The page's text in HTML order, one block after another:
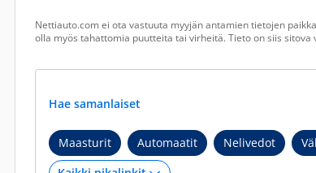
Nettiauto.com ei ota vastuuta myyjän antamien tietojen
olla myös tahattomia puutteita tai virheitä. Tieto on siis sitova
Hae samanlaiset
Maasturit Automaatit Nelivedot